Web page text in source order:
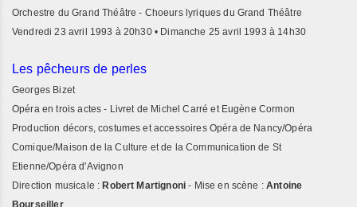
Orchestre du Grand Théâtre - Choeurs lyriques du Grand Théâtre
Vendredi 23 avril 1993 à 20h30 • Dimanche 25 avril 1993 à 14h30
Les pêcheurs de perles
Georges Bizet
Opéra en trois actes - Livret de Michel Carré et Eugène Cormon
Production décors, costumes et accessoires Opéra de Nancy/Opéra
Comique/Maison de la Culture et de la Communication de St
Etienne/Opéra d'Avignon
Direction musicale : Robert Martignoni - Mise en scène :Antoine
Bourseiller